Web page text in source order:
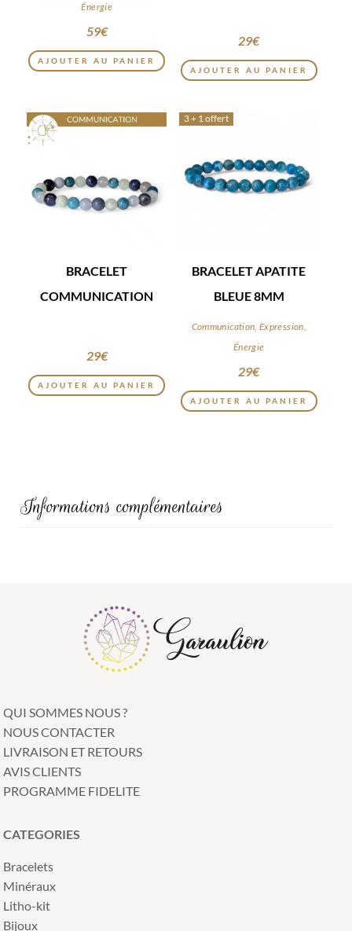
Énergie
59€
AJOUTER AU PANIER
29€
AJOUTER AU PANIER
BRACELET
COMMUNICATION
29€
AJOUTER AU PANIER
3 + 1 offert
BRACELET APATITE
BLEUE 8MM
Communication, Expression,
Énergie
29€
AJOUTER AU PANIER
Informations complémentaires
QUI SOMMES NOUS ?
NOUS CONTACTER
LIVRAISON ET RETOURS
AVIS CLIENTS
PROGRAMME FIDELITE
CATEGORIES
Bracelets
Minéraux
Litho-kit
Bijoux